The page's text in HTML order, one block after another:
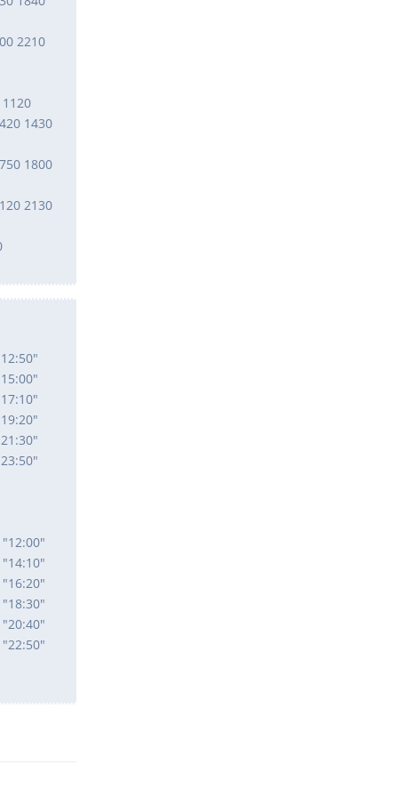
2210
1430
1800
2130